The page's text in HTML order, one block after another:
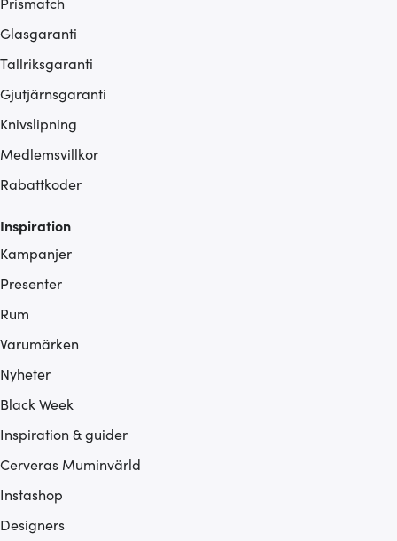
Glasgaranti
Tallriksgaranti
Gjutjärnsgaranti
Knivslipning
Medlemsvillkor
Rabattkoder
Inspiration
Kampanjer
Presenter
Rum
Varumärken
Nyheter
Black Week
Inspiration & guider
Cerveras Muminvärld
Instashop
Designers